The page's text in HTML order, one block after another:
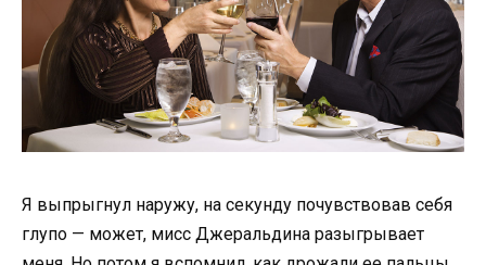
Я выпрыгнул наружу, на секунду почувствовав себя
глупо — может, мисс Джеральдина разыгрывает